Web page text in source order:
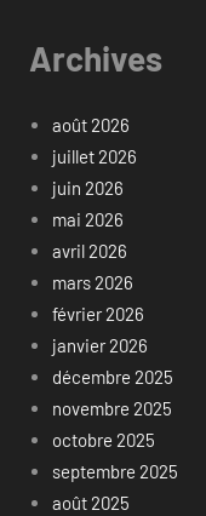
Archives
août 2026
juillet 2026
juin 2026
mai 2026
avril 2026
mars 2026
février 2026
janvier 2026
décembre 2025
novembre 2025
octobre 2025
septembre 2025
août 2025